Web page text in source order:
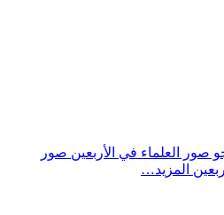
صور العلماء في الأربعين صور
المزيد…